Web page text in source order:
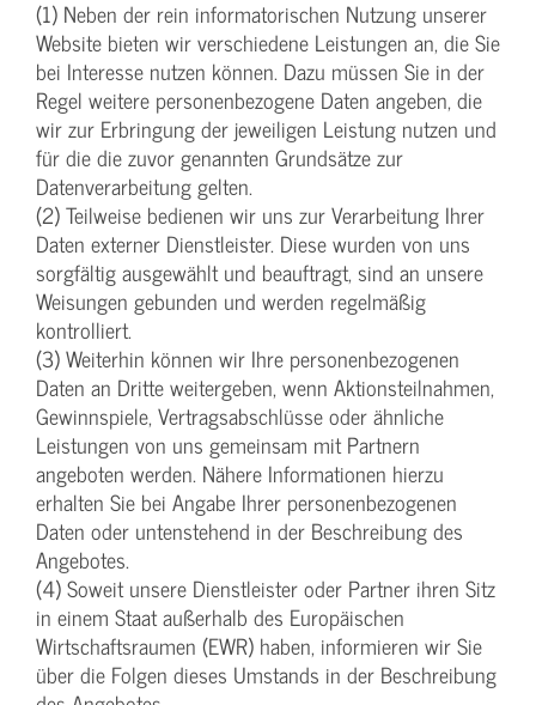
(1) Neben der rein informatorischen Nutzung unserer
Website bieten wir verschiedene Leistungen an, die Sie
bei Interesse nutzen können. Dazu müssen Sie in der
Regel weitere personenbezogene Daten angeben, die
wir zur Erbringung der jeweiligen Leistung nutzen und
für die die zuvor genannten Grundsätze zur
Datenverarbeitung gelten.
(2) Teilweise bedienen wir uns zur Verarbeitung Ihrer
Daten externer Dienstleister. Diese wurden von uns
sorgfältig ausgewählt und beauftragt, sind an unsere
Weisungen gebunden und werden regelmäßig
kontrolliert.
(3) Weiterhin können wir Ihre personenbezogenen
Daten an Dritte weitergeben, wenn Aktionsteilnahmen,
Gewinnspiele, Vertragsabschlüsse oder ähnliche
Leistungen von uns gemeinsam mit Partnern
angeboten werden. Nähere Informationen hierzu
erhalten Sie bei Angabe Ihrer personenbezogenen
Daten oder untenstehend in der Beschreibung des
Angebotes.
(4) Soweit unsere Dienstleister oder Partner ihren Sitz
in einem Staat außerhalb des Europäischen
Wirtschaftsraumen (EWR) haben, informieren wir Sie
über die Folgen dieses Umstands in der Beschreibung